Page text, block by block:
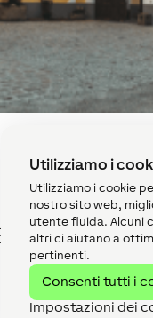
Utilizziamo i
Utilizziamo i cookie
nostro sito web,
utente fluida. Alcuni
altri ci aiutano a
pertinenti.
Consenti tutti i
Impostazioni dei
birra. È il birrificio
grazie al